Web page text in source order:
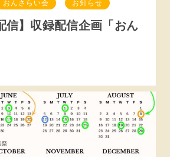
おんさらい会 お知らせ
信】収録配信企画「おん